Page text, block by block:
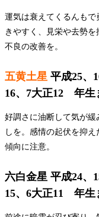
運気は衰えてくるんも
きやすく、見栄や去勢
不良の改善を。
五黄土星 平成25、
16、7大正12 年生
好調さに油断して気が
しを。感情の起伏を抑
傾向に注意。
六白金星 平成24、
15、6大正11 年生